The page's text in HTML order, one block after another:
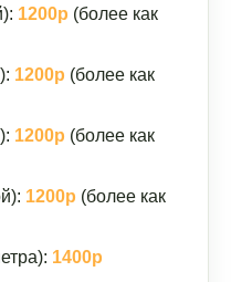
1200р (более как
1200р (более как
1200р (более как
1200р (более как
1400р